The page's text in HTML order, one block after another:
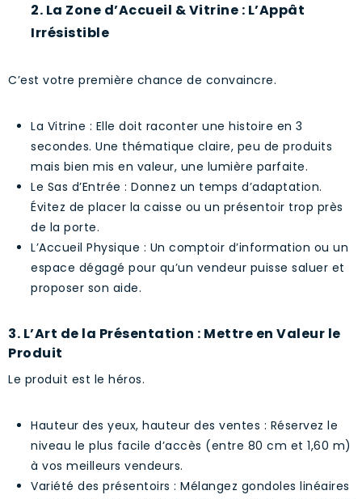
2. La Zone d’Accueil & Vitrine : L’Appât
Irrésistible
C’est votre première chance de convaincre.
La Vitrine : Elle doit raconter une histoire en 3
secondes. Une thématique claire, peu de produits
mais bien mis en valeur, une lumière parfaite.
Le Sas d’Entrée : Donnez un temps d’adaptation.
Évitez de placer la caisse ou un présentoir trop près
de la porte.
L’Accueil Physique : Un comptoir d’information ou un
espace dégagé pour qu’un vendeur puisse saluer et
proposer son aide.
3. L’Art de la Présentation : Mettre en Valeur le
Produit
Le produit est le héros.
Hauteur des yeux, hauteur des ventes : Réservez le
niveau le plus facile d’accès (entre 80 cm et 1,60 m)
à vos meilleurs vendeurs.
Variété des présentoirs : Mélangez gondoles linéaires